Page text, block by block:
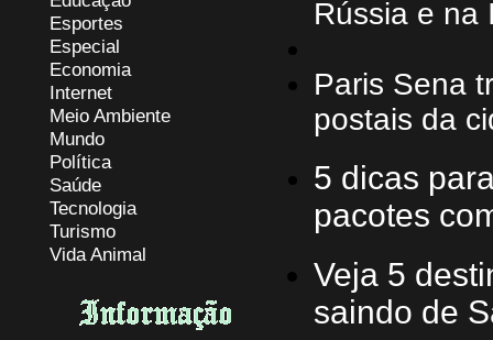
Esportes
Especial
Economia
Internet
Meio Ambiente
Mundo
Política
Saúde
Tecnologia
Turismo
Vida Animal
Rússia e na
Paris Sena
postais da
5 dicas
pacotes
Veja 5
saindo de